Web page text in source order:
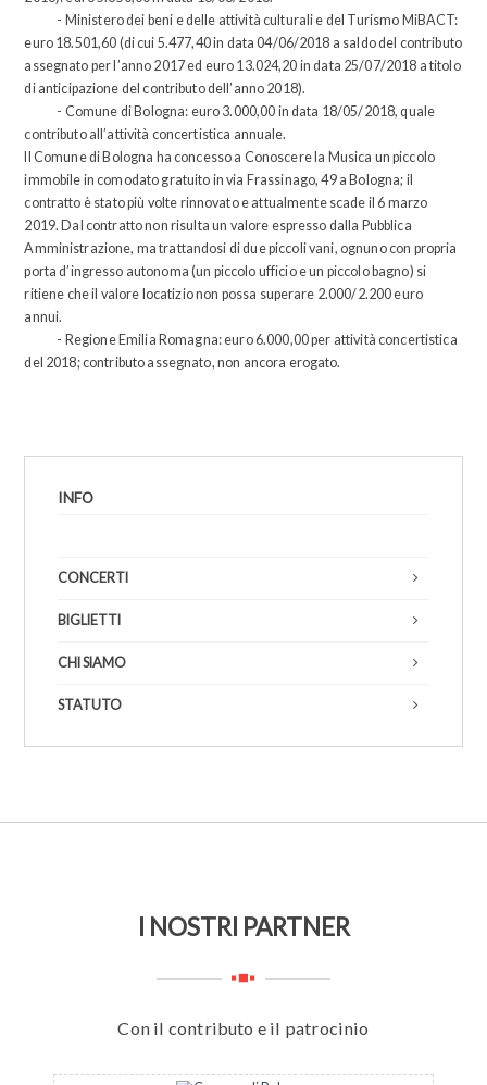
- Ministero dei beni e delle attività culturali e del Turismo MiBACT:
euro 18.501,60 (di cui 5.477,40 in data 04/06/2018 a saldo del contributo
assegnato per l’anno 2017 ed euro 13.024,20 in data 25/07/2018 a titolo
di anticipazione del contributo dell’anno 2018).
- Comune di Bologna: euro 3.000,00 in data 18/05/2018, quale
contributo all’attività concertistica annuale.
Il Comune di Bologna ha concesso a Conoscere la Musica un piccolo
immobile in comodato gratuito in via Frassinago, 49 a Bologna; il
contratto è stato più volte rinnovato e attualmente scade il 6 marzo
2019. Dal contratto non risulta un valore espresso dalla Pubblica
Amministrazione, ma trattandosi di due piccoli vani, ognuno con propria
porta d’ingresso autonoma (un piccolo ufficio e un piccolo bagno) si
ritiene che il valore locatizio non possa superare 2.000/2.200 euro
annui.
- Regione Emilia Romagna: euro 6.000,00 per attività concertistica
del 2018; contributo assegnato, non ancora erogato.
INFO
CONCERTI
BIGLIETTI
CHI SIAMO
STATUTO
I NOSTRI PARTNER
Con il contributo e il patrocinio